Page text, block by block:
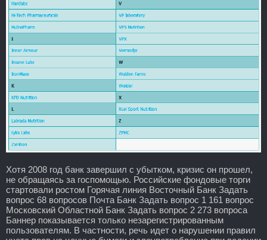
Хотя 2008 год банк завершил с убытком, кризис он прошел,
не обращаясь за госпомощью. Российские фондовые торги
стартовали ростом Горячая линия Восточный Банк Задать
вопрос 68 вопросов Почта Банк Задать вопрос 1 161 вопрос
Московский Областной Банк Задать вопрос 2 273 вопроса
Баннер показывается только незарегистрированным
пользователям. В частности, речь идет о нарушении правил